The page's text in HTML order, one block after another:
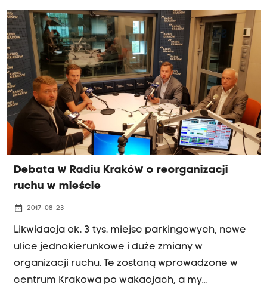
Debata w Radiu Kraków o reorganizacji
ruchu w mieście
date_range 2017-08-23
Likwidacja ok. 3 tys. miejsc parkingowych, nowe
ulice jednokierunkowe i duże zmiany w
organizacji ruchu. Te zostaną wprowadzone w
centrum Krakowa po wakacjach, a my